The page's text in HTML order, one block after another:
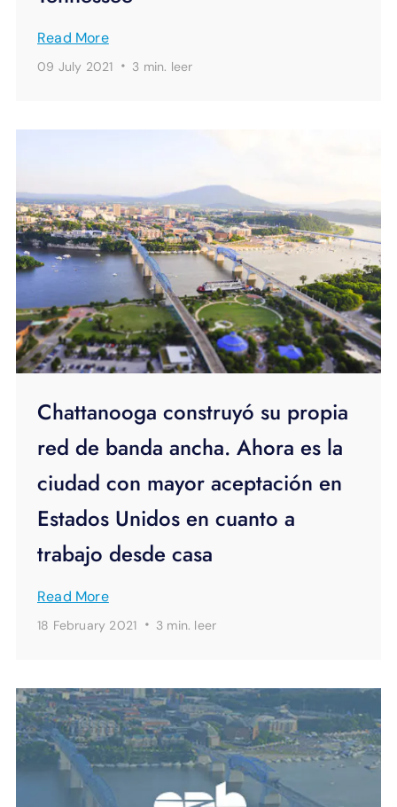
Read More
09 July 2021 · 3 min. leer
Chattanooga construyó su propia
red de banda ancha. Ahora es la
ciudad con mayor aceptación en
Estados Unidos en cuanto a
trabajo desde casa
Read More
18 February 2021 · 3 min. leer